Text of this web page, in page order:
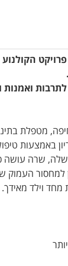
מטפלת
באמצעות
שרה עושה
למחסור
וילד מאידך.